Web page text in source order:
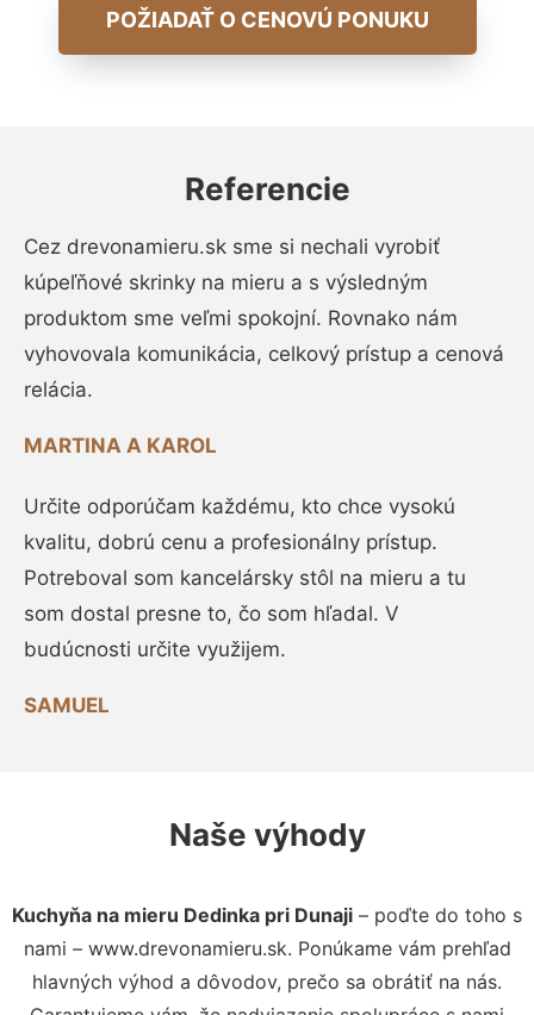
POŽIADAŤ O CENOVÚ PONUKU
Referencie
Cez drevonamieru.sk sme si nechali vyrobiť
kúpeľňové skrinky na mieru a s výsledným
produktom sme veľmi spokojní. Rovnako nám
vyhovovala komunikácia, celkový prístup a cenová
relácia.
MARTINA A KAROL
Určite odporúčam každému, kto chce vysokú
kvalitu, dobrú cenu a profesionálny prístup.
Potreboval som kancelársky stôl na mieru a tu
som dostal presne to, čo som hľadal. V
budúcnosti určite využijem.
SAMUEL
Naše výhody
Kuchyňa na mieru Dedinka pri Dunaji – poďte do toho s
nami – www.drevonamieru.sk. Ponúkame vám prehľad
hlavných výhod a dôvodov, prečo sa obrátiť na nás.